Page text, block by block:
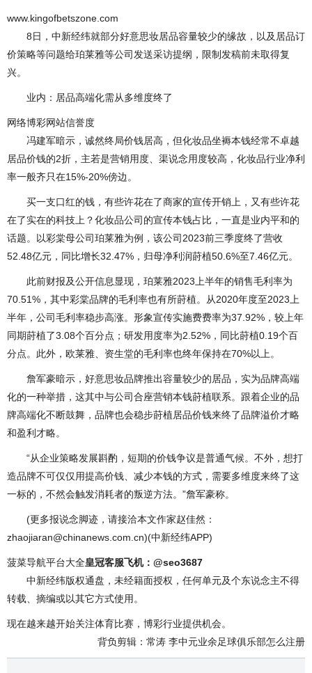
www.kingofbetszone.com
8日，中新经纬就部分好意思妆居品容量较少的缘故，以及居品订
价策略等问题给珀莱雅等公司发送采访提纲，限制发稿前未取得复
兴。
业内：居品高端化需从多维度终了
网络博彩网站信誉度
冯建军暗示，诚然终局价钱居高，但化妆品坐褥本钱经常不卓越
居品价钱的2折，主若是营销用度、渠说念用度较高，化妆品行业净利
率一般齐只在15%-20%傍边。
买一支口红的钱，有些许花在了商家的宣传开销上，又有些许花
在了实在的科技上？化妆品公司的宣传本钱占比，一直是业内平和的
话题。以彩棠母公司珀莱雅为例，该公司2023前三季度终了营收
52.48亿元，同比增长32.47%，归母净利润莳植50.6%至7.46亿元。
此前财报及公开信息显现，珀莱雅2023上半年的销售毛利率为
70.51%，其中彩棠品牌的毛利率也有所莳植。从2020年度至2023上
半年，公司毛利率稳步高涨。形象宣传实施费费率为37.92%，较上年
同期莳植了3.08个百分点；研发用度率为2.52%，同比莳植0.19个百
分点。此外，欧莱雅、资生堂的毛利率也终年保持在70%以上。
詹军豪暗示，好意思妆品牌推出容量较少的居品，实为品牌高端
化的一种举措，这其中与公司合座营销本钱莳植联系。跟着企业的品
牌高端化不断鼓舞，品牌也会稳步莳植居品价钱来终了品牌溢价才略
和盈利才略。
“从企业策略发展斟酌，短期的价钱争议是普通气候。不外，想打
造品牌不可仅仅用提高价钱、减少本钱的方式，需要多维度来终了这
一标的，不然会触发消耗者的叛逆方法。”詹军豪称。
(更多报说念脚迹，请接洽本文作家赵佳然：
zhaojiaran@chinanews.com.cn)(中新经纬APP)
菠菜导航平台大全皇冠客服飞机：@seo3687
中新经纬版权通盘，未经籍面授权，任何单元及个东说念主不得
转载、摘编或以其它方式使用。
现在越来越开始关注体育比赛，博彩行业提供机会。
背负剪辑：常涛 李中元业余足球俱乐部怎么注册